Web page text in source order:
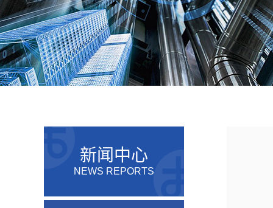
新闻中心
NEWS REPORTS